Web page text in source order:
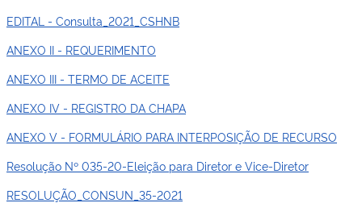
EDITAL - Consulta_2021_CSHNB
ANEXO II - REQUERIMENTO
ANEXO III - TERMO DE ACEITE
ANEXO IV - REGISTRO DA CHAPA
ANEXO V - FORMULÁRIO PARA INTERPOSIÇÃO DE RECURSO
Resolução Nº 035-20-Eleição para Diretor e Vice-Diretor
RESOLUÇÃO_CONSUN_35-2021